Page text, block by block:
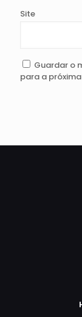
Site
Guardar o
para a